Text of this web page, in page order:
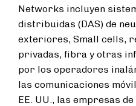
Networks incluyen
distribuidas (DAS) de
exteriores, Small cells,
privadas, fibra y otras
por los operadores
las comunicaciones
EE. UU., las empresas